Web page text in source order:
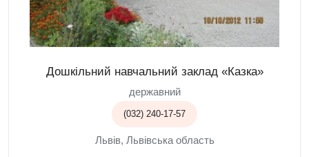
Дошкільний навчальний заклад «Казка»
державний
(032) 240-17-57
Львів, Львівська область